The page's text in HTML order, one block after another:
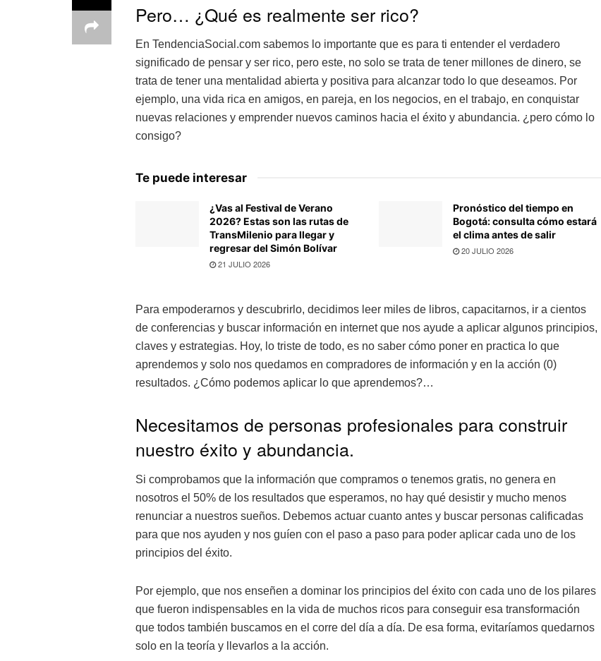
Pero… ¿Qué es realmente ser rico?
En TendenciaSocial.com sabemos lo importante que es para ti entender el verdadero
significado de pensar y ser rico, pero este, no solo se trata de tener millones de dinero, se
trata de tener una mentalidad abierta y positiva para alcanzar todo lo que deseamos. Por
ejemplo, una vida rica en amigos, en pareja, en los negocios, en el trabajo, en conquistar
nuevas relaciones y emprender nuevos caminos hacia el éxito y abundancia. ¿pero cómo lo
consigo?
Te puede interesar
¿Vas al Festival de Verano
2026? Estas son las rutas de
TransMilenio para llegar y
regresar del Simón Bolívar
21 JULIO 2026
Pronóstico del tiempo en
Bogotá: consulta cómo estará
el clima antes de salir
20 JULIO 2026
Para empoderarnos y descubrirlo, decidimos leer miles de libros, capacitarnos, ir a cientos
de conferencias y buscar información en internet que nos ayude a aplicar algunos principios,
claves y estrategias. Hoy, lo triste de todo, es no saber cómo poner en practica lo que
aprendemos y solo nos quedamos en compradores de información y en la acción (0)
resultados. ¿Cómo podemos aplicar lo que aprendemos?…
Necesitamos de personas profesionales para construir
nuestro éxito y abundancia.
Si comprobamos que la información que compramos o tenemos gratis, no genera en
nosotros el 50% de los resultados que esperamos, no hay qué desistir y mucho menos
renunciar a nuestros sueños. Debemos actuar cuanto antes y buscar personas calificadas
para que nos ayuden y nos guíen con el paso a paso para poder aplicar cada uno de los
principios del éxito.
Por ejemplo, que nos enseñen a dominar los principios del éxito con cada uno de los pilares
que fueron indispensables en la vida de muchos ricos para conseguir esa transformación
que todos también buscamos en el corre del día a día. De esa forma, evitaríamos quedarnos
solo en la teoría y llevarlos a la acción.